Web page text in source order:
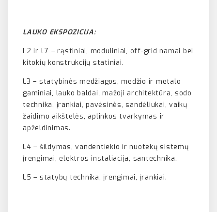
LAUKO EKSPOZICIJA:
L2 ir L7 – rąstiniai, moduliniai, off-grid namai bei
kitokių konstrukcijų statiniai.
L3 – statybinės medžiagos, medžio ir metalo
gaminiai, lauko baldai, mažoji architektūra, sodo
technika, įrankiai, pavėsinės, sandėliukai, vaikų
žaidimo aikštelės, aplinkos tvarkymas ir
apželdinimas.
L4 – šildymas, vandentiekio ir nuotekų sistemų
įrengimai, elektros instaliacija, santechnika.
L5 – statybų technika, įrengimai, įrankiai.